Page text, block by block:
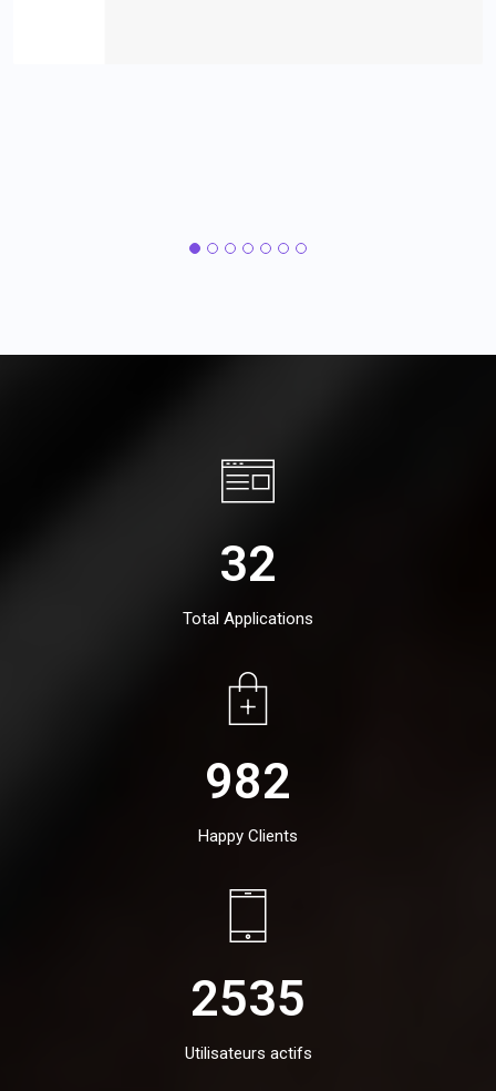
32
Total Applications
982
Happy Clients
2535
Utilisateurs actifs